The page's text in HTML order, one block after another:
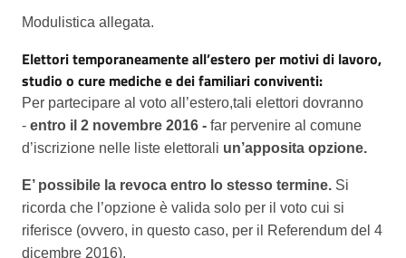
Modulistica allegata.
Elettori temporaneamente all’estero per motivi di lavoro,
studio o cure mediche e dei familiari conviventi:
Per partecipare al voto all’estero,tali elettori dovranno
- entro il 2 novembre 2016 - far pervenire al comune
d’iscrizione nelle liste elettorali un’apposita opzione.
E’ possibile la revoca entro lo stesso termine. Si
ricorda che l’opzione è valida solo per il voto cui si
riferisce (ovvero, in questo caso, per il Referendum del 4
dicembre 2016).